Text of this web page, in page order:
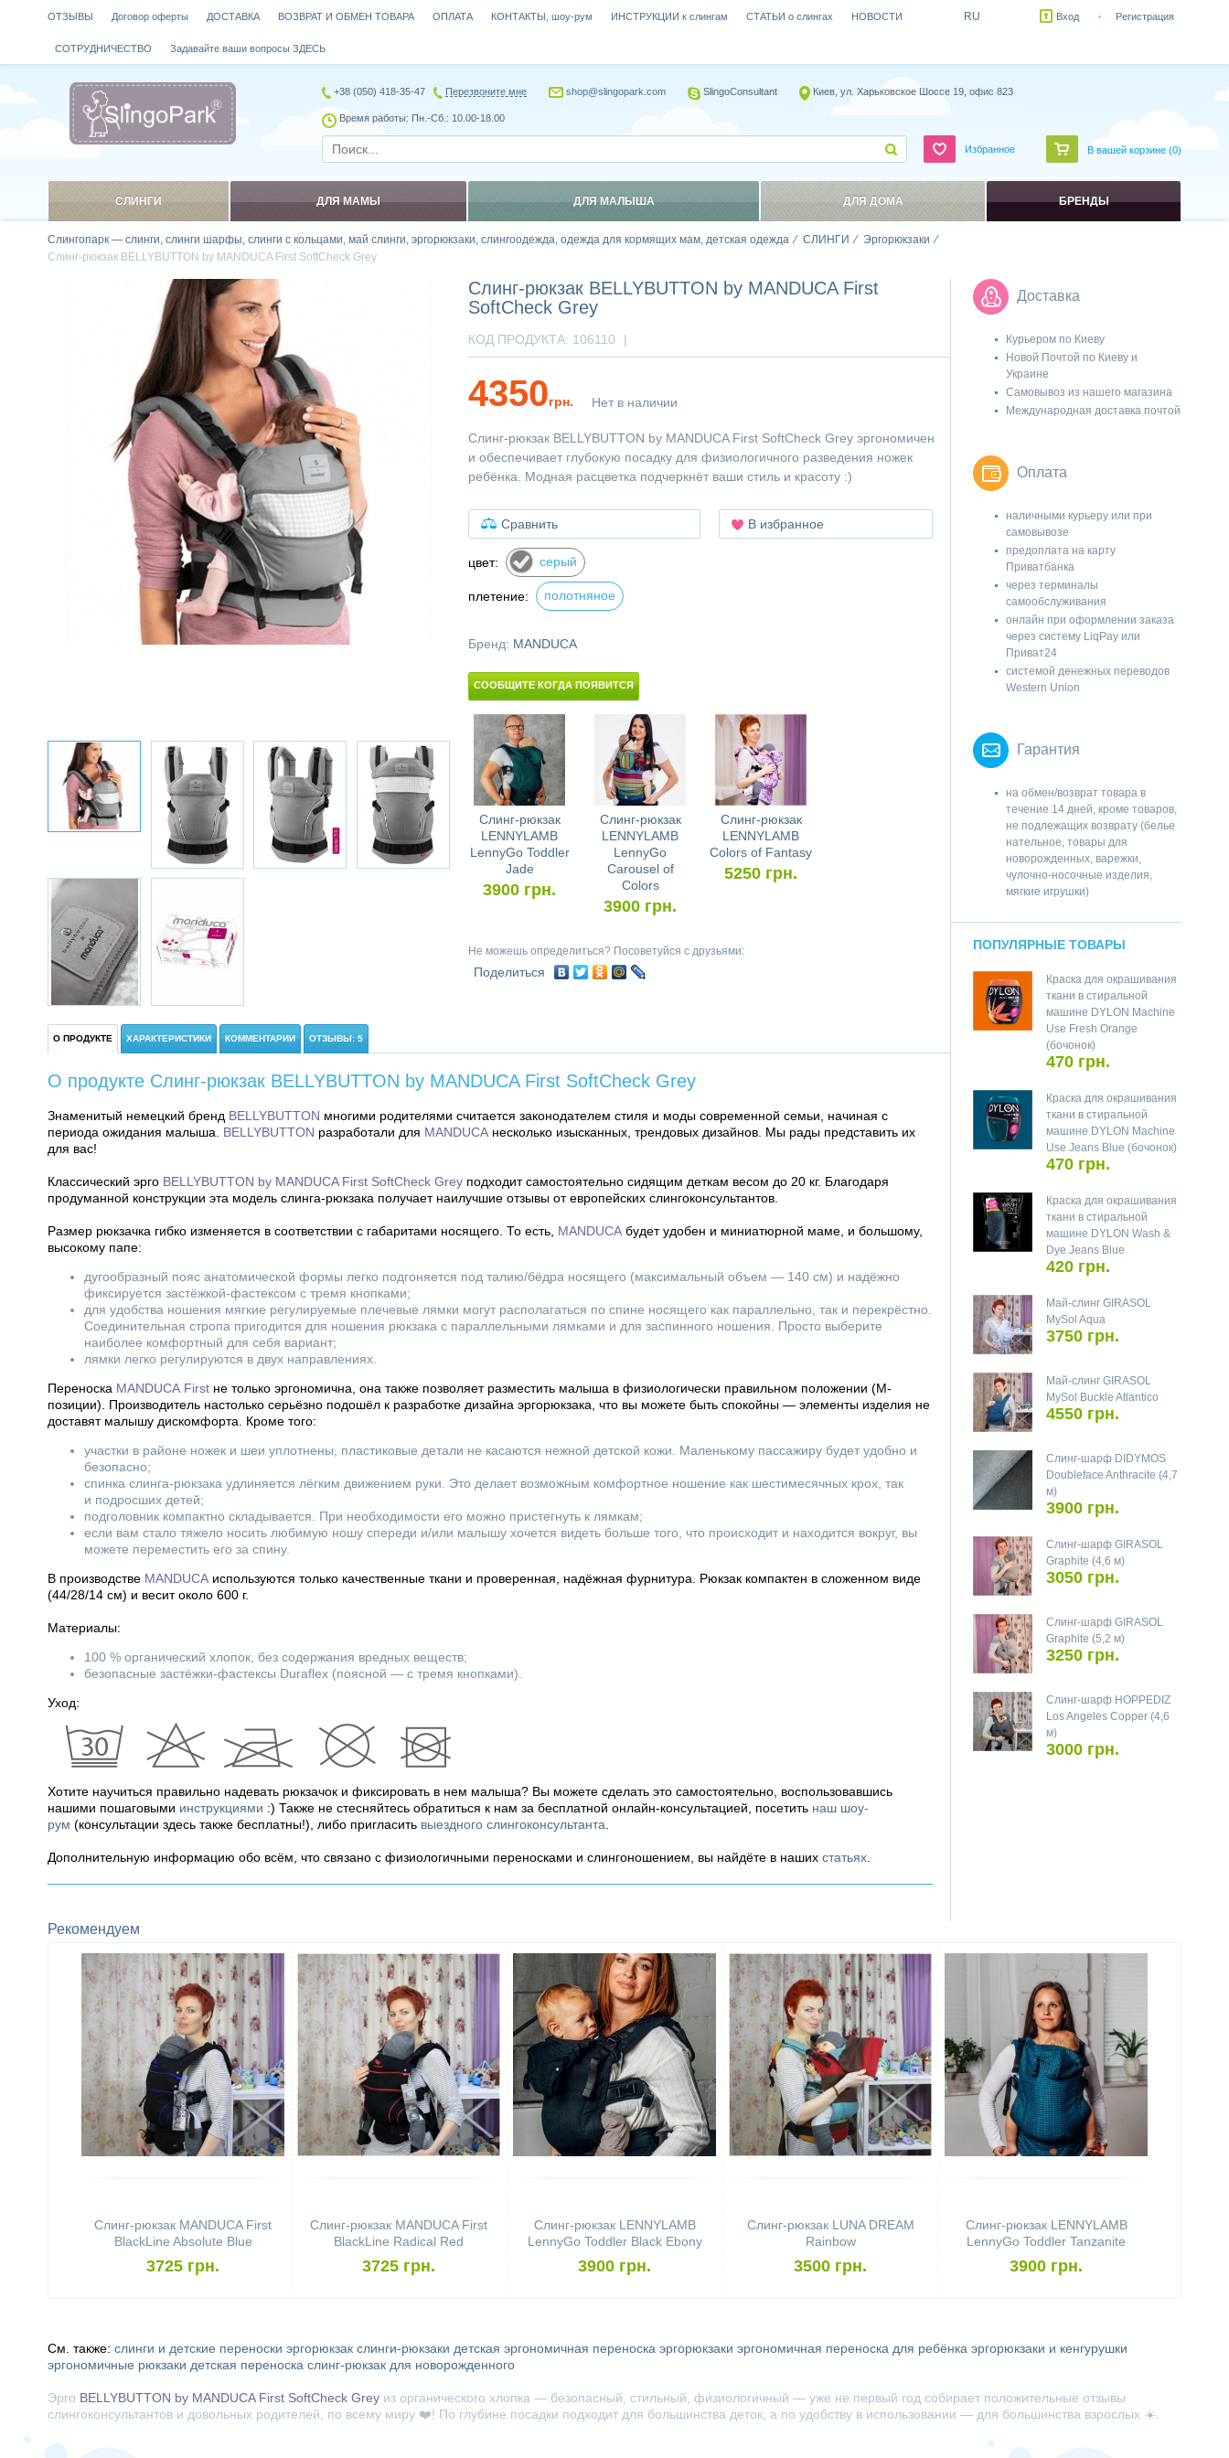
Слингопарк — слинги, слинги шарфы, слинги с кольцами, май слинги, эргорюкзаки, слингоодежда, одежда для кормящих мам, детская одежда СЛИНГИ
Эргорюкзаки
Слинг-рюкзак BELLYBUTTON by MANDUCA First SoftCheck Grey
Слинг-рюкзак BELLYBUTTON by MANDUCA First
SoftCheck Grey
КОД ПРОДУКТА: 106110 |
4350грн. Нет в наличии
Слинг-рюкзак BELLYBUTTON by MANDUCA First SoftCheck Grey эргономичен
и обеспечивает глубокую посадку для физиологичного разведения ножек
ребёнка. Модная расцветка подчеркнёт ваши стиль и красоту :)
Сравнить В избранное
цвет: серый
плетение: полотняное
Бренд: MANDUCA
СООБЩИТЕ КОГДА ПОЯВИТСЯ
Слинг-рюкзак
LENNYLAMB
LennyGo Toddler
Jade
3900 грн.
Слинг-рюкзак
LENNYLAMB
LennyGo
Carousel of
Colors
3900 грн.
Слинг-рюкзак
LENNYLAMB
Colors of Fantasy
5250 грн.
Не можешь определиться? Посоветуйся с друзьями:
Поделиться
О ПРОДУКТЕ ХАРАКТЕРИСТИКИ КОММЕНТАРИИ ОТЗЫВЫ: 5
О продукте Слинг-рюкзак BELLYBUTTON by MANDUCA First SoftCheck Grey
Знаменитый немецкий бренд BELLYBUTTON многими родителями считается законодателем стиля и моды современной семьи, начиная с
периода ожидания малыша. BELLYBUTTON разработали для MANDUCA несколько изысканных, трендовых дизайнов. Мы рады представить их
для вас!
Классический эрго BELLYBUTTON by MANDUCA First SoftCheck Grey подходит самостоятельно сидящим деткам весом до 20 кг. Благодаря
продуманной конструкции эта модель слинга-рюкзака получает наилучшие отзывы от европейских слингоконсультантов.
Размер рюкзачка гибко изменяется в соответствии с габаритами носящего. То есть, MANDUCA будет удобен и миниатюрной маме, и большому,
высокому папе:
дугообразный пояс анатомической формы легко подгоняется под талию/бёдра носящего (максимальный объем — 140 см) и надёжно
фиксируется застёжкой-фастексом с тремя кнопками;
для удобства ношения мягкие регулируемые плечевые лямки могут располагаться по спине носящего как параллельно, так и перекрёстно.
Соединительная стропа пригодится для ношения рюкзака с параллельными лямками и для заспинного ношения. Просто выберите
наиболее комфортный для себя вариант;
лямки легко регулируются в двух направлениях.
Переноска MANDUCA First не только эргономична, она также позволяет разместить малыша в физиологически правильном положении (М-
позиции). Производитель настолько серьёзно подошёл к разработке дизайна эргорюкзака, что вы можете быть спокойны — элементы изделия не
доставят малышу дискомфорта. Кроме того:
участки в районе ножек и шеи уплотнены, пластиковые детали не касаются нежной детской кожи. Маленькому пассажиру будет удобно и
безопасно;
спинка слинга-рюкзака удлиняется лёгким движением руки. Это делает возможным комфортное ношение как шестимесячных крох, так
и подросших детей;
подголовник компактно складывается. При необходимости его можно пристегнуть к лямкам;
если вам стало тяжело носить любимую ношу спереди и/или малышу хочется видеть больше того, что происходит и находится вокруг, вы
можете переместить его за спину.
В производстве MANDUCA используются только качественные ткани и проверенная, надёжная фурнитура. Рюкзак компактен в сложенном виде
(44/28/14 см) и весит около 600 г.
Материалы:
100 % органический хлопок, без содержания вредных веществ;
безопасные застёжки-фастексы Duraflex (поясной — с тремя кнопками).
Уход:
Хотите научиться правильно надевать рюкзачок и фиксировать в нем малыша? Вы можете сделать это самостоятельно, воспользовавшись
нашими пошаговыми инструкциями :) Также не стесняйтесь обратиться к нам за бесплатной онлайн-консультацией, посетить наш шоу-
рум (консультации здесь также бесплатны!), либо пригласить выездного слингоконсультанта
Дополнительную информацию обо всём, что связано с физиологичными переносками и слингоношением, вы найдёте в наших статьях
Доставка
Курьером по Киеву
Новой Почтой по Киеву и
Украине
Самовывоз из нашего магазина
Международная доставка почтой
Оплата
наличными курьеру или при
самовывозе
предоплата на карту
Приватбанка
через терминалы
самообслуживания
онлайн при оформлении заказа
через систему LiqPay или
Приват24
системой денежных переводов
Western Union
Гарантия
на обмен/возврат товара в
течение 14 дней, кроме товаров,
не подлежащих возврату (белье
нательное, товары для
новорожденных, варежки,
чулочно-носочные изделия,
мягкие игрушки)
ПОПУЛЯРНЫЕ ТОВАРЫ
Краска для окрашивания
ткани в стиральной
машине DYLON Machine
Use Fresh Orange
(бочонок)
470 грн.
Краска для окрашивания
ткани в стиральной
машине DYLON Machine
Use Jeans Blue (бочонок)
470 грн.
Краска для окрашивания
ткани в стиральной
машине DYLON Wash &
Dye Jeans Blue
420 грн.
Май-слинг GIRASOL
MySol Aqua
3750 грн.
Май-слинг GIRASOL
MySol Buckle Atlantico
4550 грн.
Слинг-шарф DIDYMOS
Doubleface Anthracite (4,7
м)
3900 грн.
Слинг-шарф GIRASOL
Graphite (4,6 м)
3050 грн.
Слинг-шарф GIRASOL
Graphite (5,2 м)
3250 грн.
Слинг-шарф HOPPEDIZ
Los Angeles Copper (4,6
м)
3000 грн.
Рекомендуем
Слинг-рюкзак MANDUCA First
BlackLine Absolute Blue
3725 грн.
Слинг-рюкзак MANDUCA First
BlackLine Radical Red
3725 грн.
Слинг-рюкзак LENNYLAMB
LennyGo Toddler Black Ebony
3900 грн.
Слинг-рюкзак LUNA DREAM
Rainbow
3500 грн.
Слинг-рюкзак LENNYLAMB
LennyGo Toddler Tanzanite
3900 грн.
См. также: слинги и детские переноски эргорюкзак слинги-рюкзаки детская эргономичная переноска эргорюкзаки эргономичная переноска для ребёнка эргорюкзаки и кенгурушки
эргономичные рюкзаки детская переноска слинг-рюкзак для новорожденного
Эрго BELLYBUTTON by MANDUCA First SoftCheck Grey из органического хлопка — безопасный, стильный, физиологичный — уже не первый год собирает положительные отзывы
слингоконсультантов и довольных родителей, по всему миру ❤️! По глубине посадки подходит для большинства деток, а по удобству в использовании — для большинства взрослых ☀️.
ОТЗЫВЫ Договор оферты ДОСТАВКА ВОЗВРАТ И ОБМЕН ТОВАРА ОПЛАТА КОНТАКТЫ, шоу-рум ИНСТРУКЦИИ к слингам СТАТЬИ о слингах НОВОСТИ
СОТРУДНИЧЕСТВО Задавайте ваши вопросы ЗДЕСЬ
RU Вход Регистрация
+38 (050) 418-35-47 Перезвоните мне shop@slingopark.com SlingoConsultant Киев, ул. Харьковское Шоссе 19, офис 823
Время работы: Пн.-Сб.: 10.00-18.00
Избранное В вашей корзине (0)
СЛИНГИ ДЛЯ МАМЫ ДЛЯ МАЛЫША ДЛЯ ДОМА БРЕНДЫ